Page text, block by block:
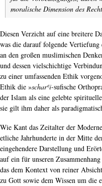
moralische Dimension des
Diesen Verzicht auf eine breitere
was die darauf folgende
an den großen muslimischen
und dessen vielschichtige
zu einer umfassenden Ethik
Ethik die »scharʿi-sufische
der Islam als eine gelebte
sie gilt ihm daher als
Wie Kant das Zeitalter der
etliche Jahrhunderte in der Mitte
eingehendere Darstellung und
auf ein für unseren
das dem Kontext von reiner
zu Gott sowie dem Wissen um die